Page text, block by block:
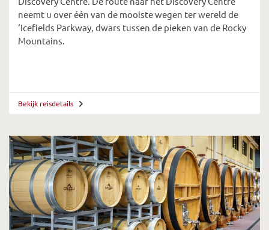
neemt u over één van de mooiste wegen ter wereld de
‘Icefields Parkway, dwars tussen de pieken van de Rocky
Mountains.
Bekijk reisdetails